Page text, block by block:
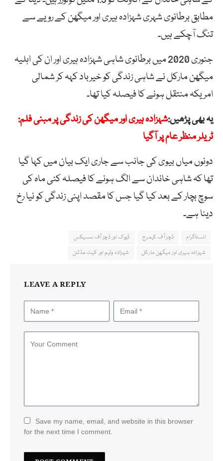
مطابقبرطانویشہریشہزادہہیریاورمیگھنکےرویےسے
تنگآچکےہیں۔
جنوری 2020 میں برطانوی شاہی شہزادہ ہیری اور ان کی اہلیہ
میگھن مارکل نے شاہی زندگی کو خیرباد کہہ کر شمالی
امریکہ منتقل ہونے کا فیصلہ کیا تھا۔
یہ بھی پڑھیں:شہزادہ ہیری اور میگھن کی زندگی پر مبنی فلم:
ٹریلر منظر عام پر آگیا
دونوں میاں بیوی کی جانب سے جاری ایک بیان میں کہا گیا
تھا کہ شاہی خاندان سے الگ ہونے کا فیصلہ کئی ماہ کی
سوچ بچار کے بعد کیا گیا جس کا مقصد اپنی زندگی کو نیا رخ
دینا ہے۔
انسٹاگرام ڈچز آف کیمرج
ڈیوک اور ڈچز آف سسیکس
شہزادہ ہیری اور میگھن مارکل
شہزادہ ولیم اور کیٹ مڈلٹن
LEAVE A REPLY
Save my name, email, and website in this browser
for the next time I comment.